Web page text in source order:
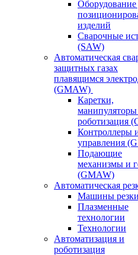
Оборудование
изделий
Сварочные
(SAW)
Автоматическая
защитных газах
плавящимся
(GMAW)
Каретки,
роботизация
Контроллеры
управления
Подающие
механизмы и
(GMAW)
Автоматическая
Машины резки
Плазменные
технологии
Технологии
Автоматизация и
роботизация